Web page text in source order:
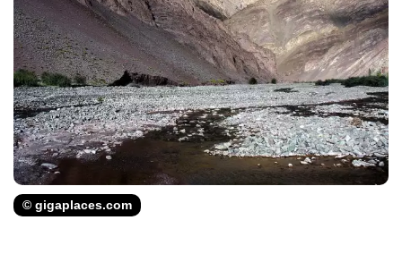
© gigaplaces.com